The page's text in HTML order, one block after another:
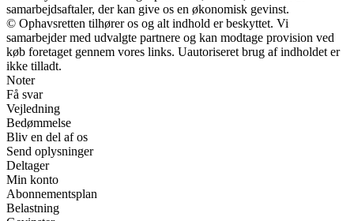
samarbejdsaftaler, der kan give os en økonomisk gevinst.
© Ophavsretten tilhører os og alt indhold er beskyttet. Vi
samarbejder med udvalgte partnere og kan modtage provision ved
køb foretaget gennem vores links. Uautoriseret brug af indholdet er
ikke tilladt.
Noter
Få svar
Vejledning
Bedømmelse
Bliv en del af os
Send oplysninger
Deltager
Min konto
Abonnementsplan
Belastning